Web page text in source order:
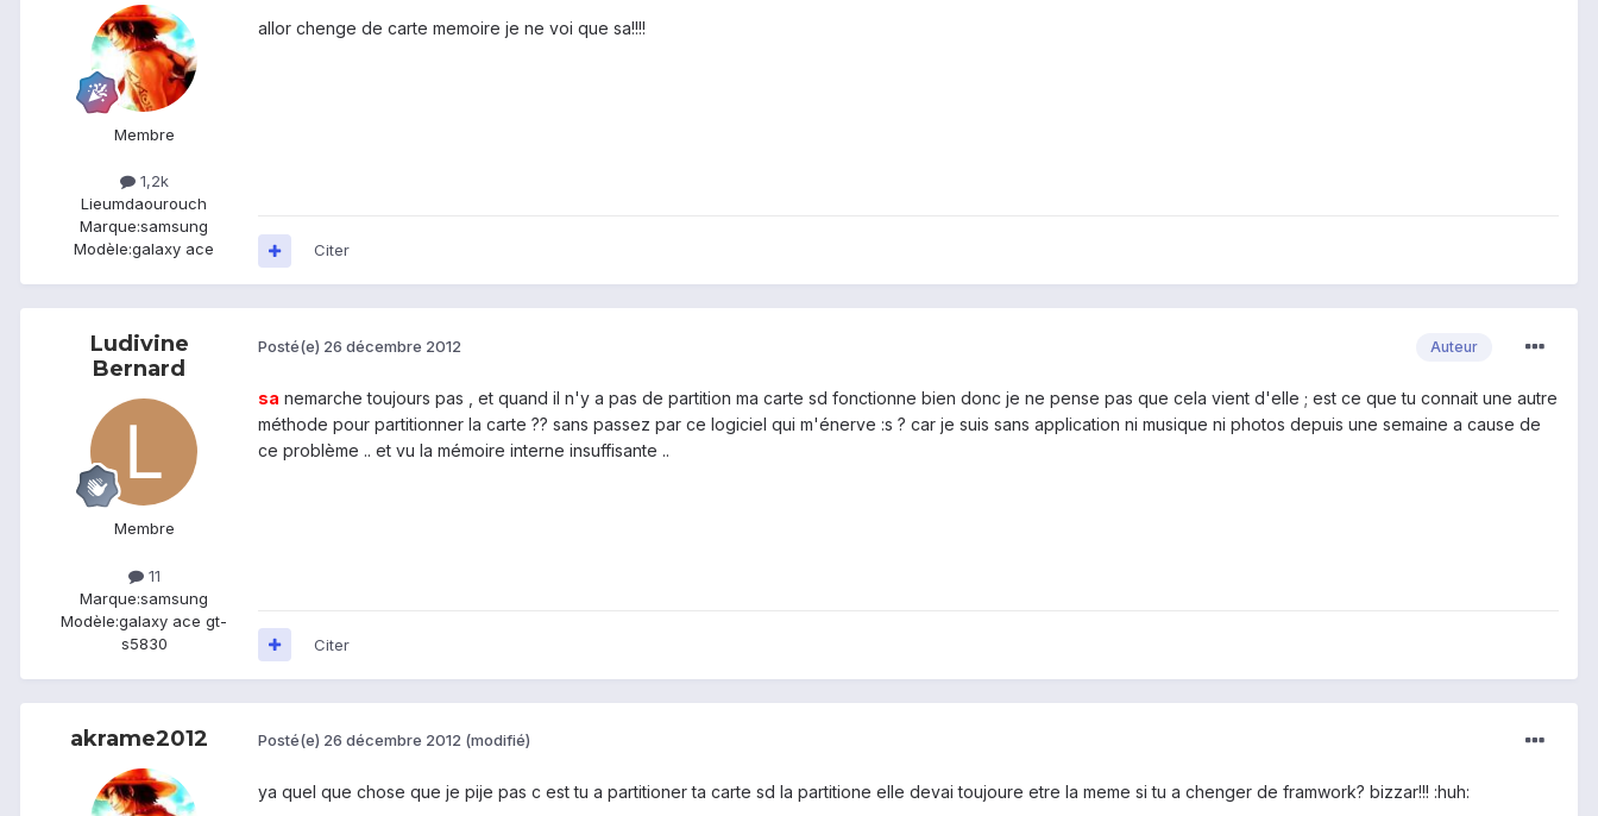
Membre
1,2k
Lieumdaourouch
Marque:samsung
Modèle:galaxy ace
allor chenge de carte memoire je ne voi que sa!!!!
Citer
Ludivine
Bernard
Membre
11
Marque:samsung
Modèle:galaxy ace gt-
s5830
Auteur
Posté(e) 26 décembre 2012
sa nemarche toujours pas , et quand il n'y a pas de partition ma carte sd fonctionne bien donc je ne pense pas que cela vient d'elle ; est ce que tu connait une autre
méthode pour partitionner la carte ?? sans passez par ce logiciel qui m'énerve :s ? car je suis sans application ni musique ni photos depuis une semaine a cause de
ce problème .. et vu la mémoire interne insuffisante ..
Citer
akrame2012 Posté(e) 26 décembre 2012 (modifié)
ya quel que chose que je pije pas c est tu a partitioner ta carte sd la partitione elle devai toujoure etre la meme si tu a chenger de framwork? bizzar!!! :huh: